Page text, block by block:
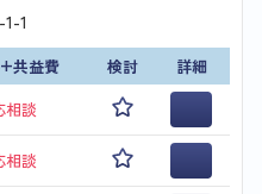
1
共益費 検討
詳細
相談
相談